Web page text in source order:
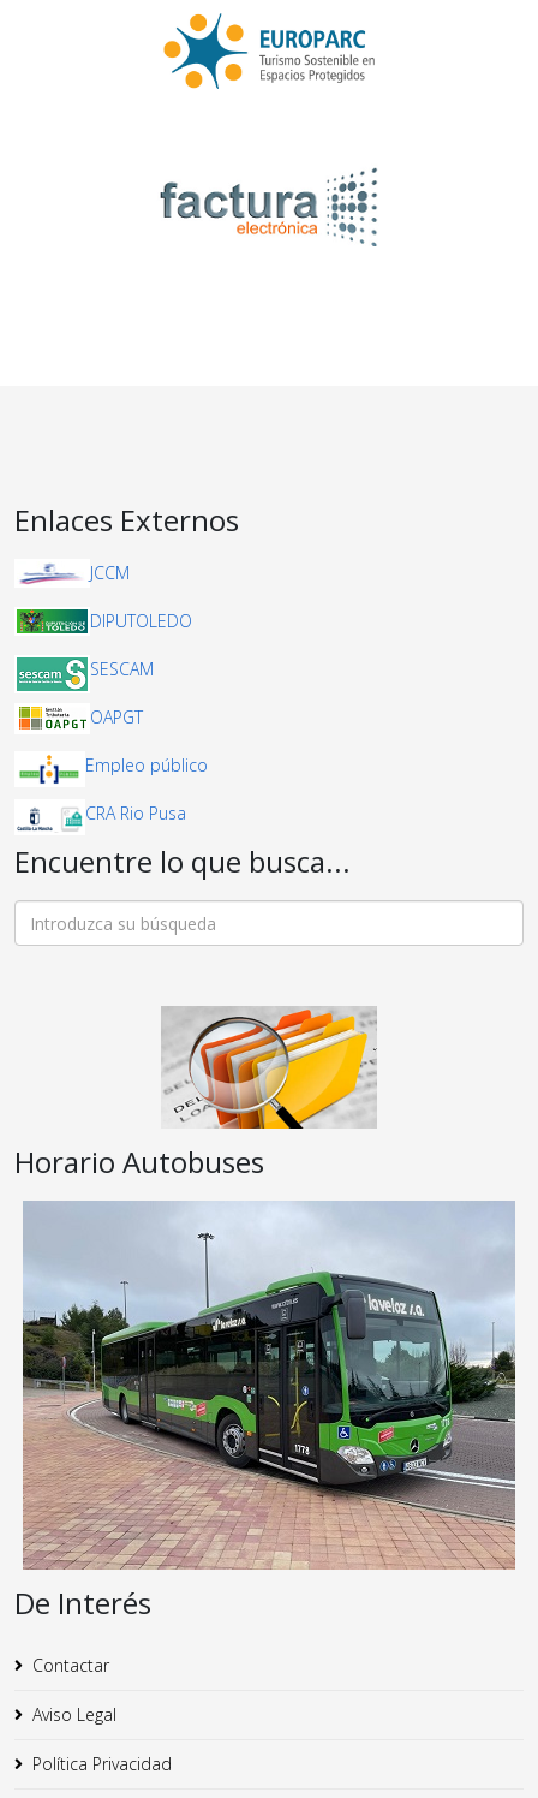
Enlaces Externos
JCCM
DIPUTOLEDO
SESCAM
OAPGT
Empleo público
CRA Rio Pusa
Encuentre lo que busca...
Horario Autobuses
De Interés
Contactar
Aviso Legal
Política Privacidad